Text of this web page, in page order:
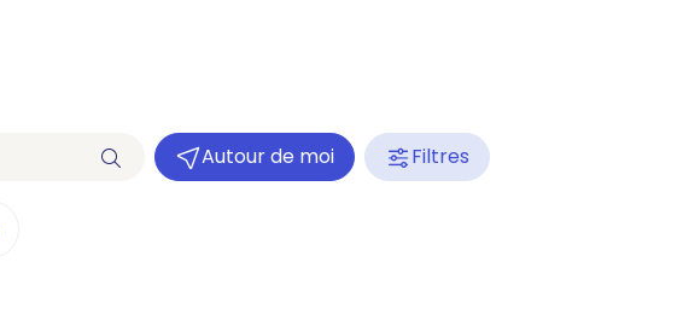
Autour de moi Filtres